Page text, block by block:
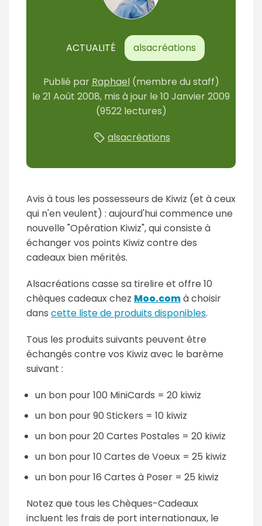
ACTUALITÉ alsacréations
Publié par Raphael (membre du staff)
le 21 Août 2008, mis à jour le 10 Janvier 2009
(9522 lectures)
alsacréations
Avis à tous les possesseurs de Kiwiz (et à ceux
qui n'en veulent) : aujourd'hui commence une
nouvelle "Opération Kiwiz", qui consiste à
échanger vos points Kiwiz contre des
cadeaux bien mérités.
Alsacréations casse sa tirelire et offre 10
chèques cadeaux chez Moo.comà choisir
dans cette liste de produits disponibles.
Tous les produits suivants peuvent être
échangés contre vos Kiwiz avec le barème
suivant :
un bon pour 100 MiniCards = 20 kiwiz
un bon pour 90 Stickers = 10 kiwiz
un bon pour 20 Cartes Postales = 20 kiwiz
un bon pour 10 Cartes de Voeux = 25 kiwiz
un bon pour 16 Cartes à Poser = 25 kiwiz
Notez que tous les Chèques-Cadeaux
incluent les frais de port internationaux, le